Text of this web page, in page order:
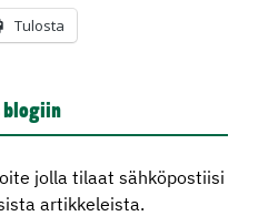
Tulosta
blogiin
jolla tilaat sähköpostiisi
artikkeleista.